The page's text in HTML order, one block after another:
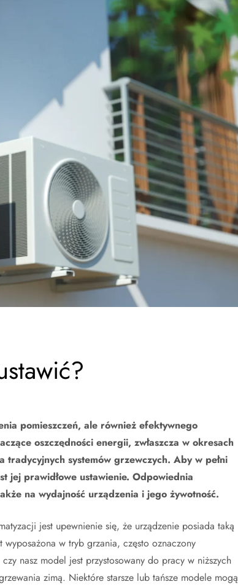
pomieszczeń, ale również efektywnego
oszczędności energii, zwłaszcza w okresach
systemów grzewczych. Aby w pełni
jej prawidłowe ustawienie. Odpowiednia
na wydajność urządzenia i jego żywotność.
jest upewnienie się, że urządzenie posiada taką
w tryb grzania, często oznaczony
nasz model jest przystosowany do pracy w niższych
zimą. Niektóre starsze lub tańsze modele mogą